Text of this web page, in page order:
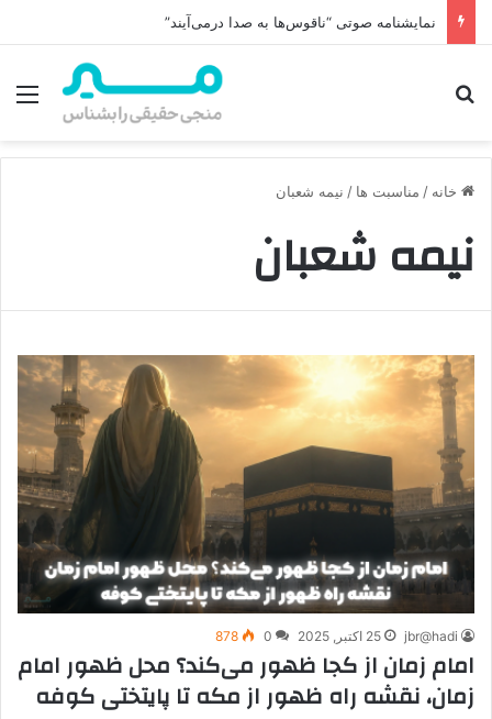
نمایشنامه صوتی “ناقوس‌ها به صدا در‌می‌آیند”
خانه / مناسبت ها / نیمه شعبان
نیمه شعبان
jbr@hadi 25 اکتبر, 2025 0
878
امام زمان از کجا ظهور می‌کند؟ محل ظهور امام
زمان، نقشه راه ظهور از مکه تا پایتختی کوفه